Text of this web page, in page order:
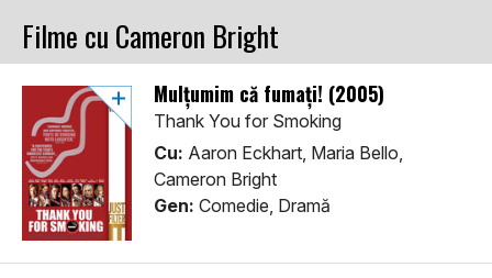
Filme cu Cameron Bright
Mulțumim că fumați! (2005)
Thank You for Smoking
Cu: Aaron Eckhart, Maria Bello,
Cameron Bright
Gen: Comedie, Dramă